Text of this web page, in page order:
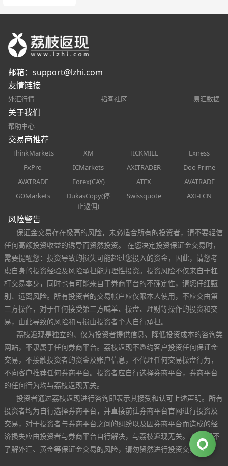
邮箱： support@lzhi.com
友情链接
外汇行情 韬客社区 易汇数据
关于我们
帮助中心
交易商推荐
ThinkMarkets XM TICKMILL
Exness
FxPro
ICMarkets AXITRADER
Doo Prime
AVATRADE
Forex(CAY) ATFX
AVATRADE
GOMarkets
DukasCopy(停
止返佣)
Swissquote AXI-ECN
风险警告
保证金交易存在极高的风险，未必适合所有的投资者，请不要轻信
任何高额投资收益的诱导而贸然投资。 在您决定投资保证金交易时，
需要提醒您：投资导致的损失可能超过您投入的资金，因此，请您考
虑自身的投资经验及风险承担能力理性投资。投资风险不仅来自于杠
杆交易本身，同时也有可能来自于券商平台的不确定性，请您仔细甄
别、远离风险。所有投资者的交易帐户应仅限本人使用，不应交由第
三方操作，对于任何接受第三方喊单、操盘、理财等操作的投资和交
易，由此导致的风险和亏损由投资者个人自行承担。
荔枝返现是独立的、仅为投资者提供信息、降低投资成本的咨询类
网站，不隶属于任何券商平台。荔枝返现不邀约客户投资任何保证金
交易，不接触投资者的资金及账户信息，不代理任何交易操盘行为，
不向客户推荐任何券商平台。投资者应自行选择券商平台，券商平台
的任何行为均与荔枝返现无关。
投资者通过荔枝返现进行咨询即表示其接受和认可上述声明。所有
投资者均为自行选择券商平台，并直接前往券商平台官网进行投资及
交易，对于投资者与券商平台之间的纠纷以及因券商平台而造成的经
济损失应由投资者与券商平台自行解决，与荔枝返现无关。 如果您不
了解外汇、黄金等保证金交易的风险，请勿贸然进行投资交易。